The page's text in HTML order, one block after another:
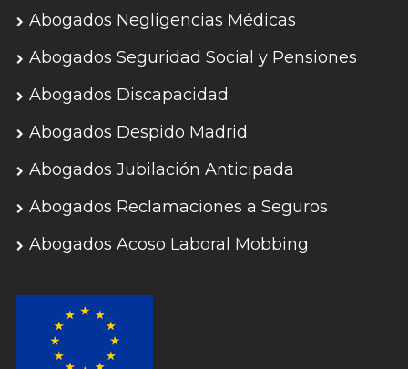
Abogados Negligencias Médicas
Abogados Seguridad Social y Pensiones
Abogados Discapacidad
Abogados Despido Madrid
Abogados Jubilación Anticipada
Abogados Reclamaciones a Seguros
Abogados Acoso Laboral Mobbing